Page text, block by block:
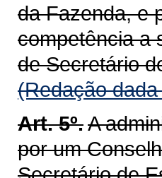
da Fazenda, e
competência a
de Secretário
(Redação
Art. 5º.A
por um